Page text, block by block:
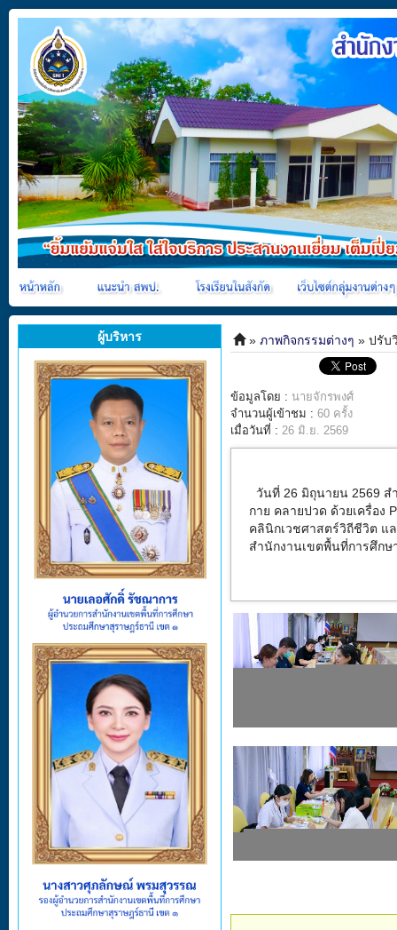
ผู้บริหาร » ภาพกิจกรรมต่างๆ » ปรับ
ข้อมูลโดย : นายจักรพงศ์
จำนวนผู้เข้าชม : 60 ครั้ง
เมื่อวันที่ : 26 มิ.ย. 2569
วันที่ 26 มิถุนายน 2569 ส
กาย คลายปวด ด้วยเครื่อง
คลินิกเวชศาสตร์วิถีชีวิต แ
สำนักงานเขตพื้นที่การศึก